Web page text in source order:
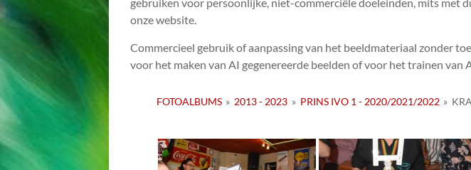
onze website.
Commercieel gebruik of aanpassing van het beeldmateriaal zonder
voor het maken van AI gegenereerde beelden of voor het trainen van
FOTOALBUMS » 2013 - 2023 » PRINS IVO 1 - 2020/2021/2022 »